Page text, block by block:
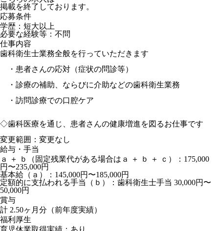
掲載を終了しております。
応募条件
学歴：短大以上
必要な経験等：不問
仕事内容
歯科衛生士業務全般を行っていただきます
・患者さんの応対（症状の問診等）
・診療の補助、ならびに介助などの歯科衛生業務
・訪問診療での口腔ケア
◇歯科医療を通じ、患者さんの健康増進を図るお仕事です
変更範囲：変更なし
給与・手当
ａ ＋ ｂ（固定残業代がある場合はａ ＋ ｂ ＋ ｃ）：175,000
円〜235,000円
基本給（ａ）：145,000円〜185,000円
定額的に支払われる手当（ｂ）：歯科衛生士手当 30,000円〜
50,000円
賞与
計 2.50ヶ月分（前年度実績）
福利厚生
育児休業取得実績：あり